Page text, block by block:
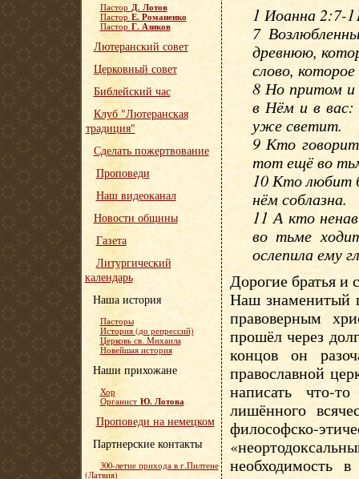
1 Иоанна 2:7-
7
древнюю,
слово,
8 Но притом и
в Нём и в
уже светит.
9 Кто
тот ещё во
10 Кто любит
нём соблазна.
11 А кто
во тьме
ослепила ему
Дорогие братья и
Наш знаменитый
правоверным
прошёл через
концов он
православной
написать что-
лишённого
философско-
необходимость
Пастор Д. Лотов
Пастор Е. Романенко
Пастор Г. Азиков
Лютеранский совет
Церковный совет
Библейский час
Клуб "Лютеранская
традиция"
Сделать пожертвование
Проповеди
Наш видеоканал
Новости общины
Газета
Литургический
календарь
Наша история
Пасторы
История (до репрессий)
Церковь св. Михаила
Новейшая история
Наши прихожане
Хор
Органист Ю. Лотова
Проповеди на немецком
Партнерские контакты
300-летие прихода в г.Пилтене
(Латвия)